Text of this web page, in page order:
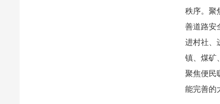
秩序。聚
善道路安
进村社、
镇、煤矿
聚焦便民
能完善的